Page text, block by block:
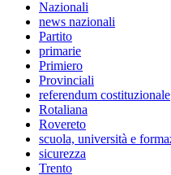
Nazionali
news nazionali
Partito
primarie
Primiero
Provinciali
referendum costituzionale
Rotaliana
Rovereto
scuola, università e
sicurezza
Trento